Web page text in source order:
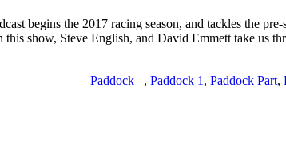
begins the 2017 racing season, and tackles the
show, Steve English, and David Emmett take us
Paddock –, Paddock 1 , Paddock Part,